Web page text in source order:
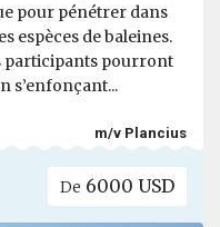
pour pénétrer dans
espèces de baleines.
participants pourront
s’enfonçant...
m/v Plancius
De 6000 USD